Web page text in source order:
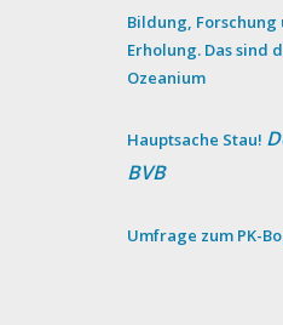
Bildung, Forschung
Erholung. Das sind
Ozeanium
Hauptsache Stau!
BVB
Umfrage zum PK-